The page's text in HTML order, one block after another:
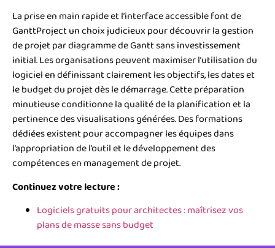
La prise en main rapide et l’interface accessible font de
GanttProject un choix judicieux pour découvrir la gestion
de projet par diagramme de Gantt sans investissement
initial. Les organisations peuvent maximiser l’utilisation du
logiciel en définissant clairement les objectifs, les dates et
le budget du projet dès le démarrage. Cette préparation
minutieuse conditionne la qualité de la planification et la
pertinence des visualisations générées. Des formations
dédiées existent pour accompagner les équipes dans
l’appropriation de l’outil et le développement des
compétences en management de projet.
Continuez votre lecture :
Logiciels gratuits pour architectes : maîtrisez vos
plans de masse sans budget